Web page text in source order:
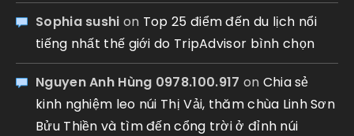
Sophia sushi on Top 25 điểm đến du lịch nổi
tiếng nhất thế giới do TripAdvisor bình chọn
Nguyen Anh Hùng 0978.100.917 on Chia sẻ
kinh nghiệm leo núi Thị Vải, thăm chùa Linh Sơn
Bửu Thiền và tìm đến cổng trời ở đỉnh núi